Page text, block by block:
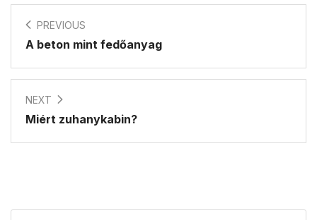
PREVIOUS
A beton mint fedőanyag
NEXT
Miért zuhanykabin?